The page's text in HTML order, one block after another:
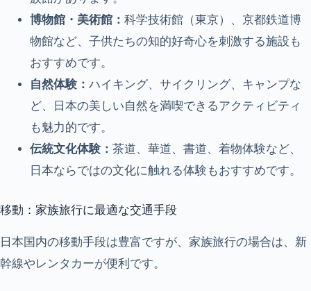
博物館・美術館： 科学技術館（東京）、京都鉄道博
物館など、子供たちの知的好奇心を刺激する施設も
おすすめです。
自然体験： ハイキング、サイクリング、キャンプな
ど、日本の美しい自然を満喫できるアクティビティ
も魅力的です。
伝統文化体験： 茶道、華道、書道、着物体験など、
日本ならではの文化に触れる体験もおすすめです。
移動：家族旅行に最適な交通手段
日本国内の移動手段は豊富ですが、家族旅行の場合は、新
幹線やレンタカーが便利です。